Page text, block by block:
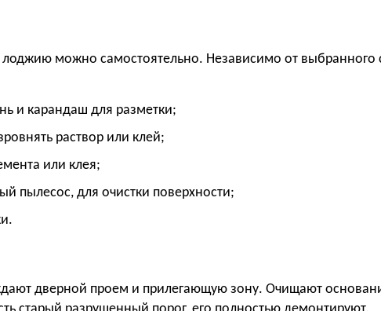
можно самостоятельно. Независимо от выбранного
и карандаш для разметки;
раствор или клей;
или клея;
пылесос, для очистки поверхности;
дверной проем и прилегающую зону. Очищают